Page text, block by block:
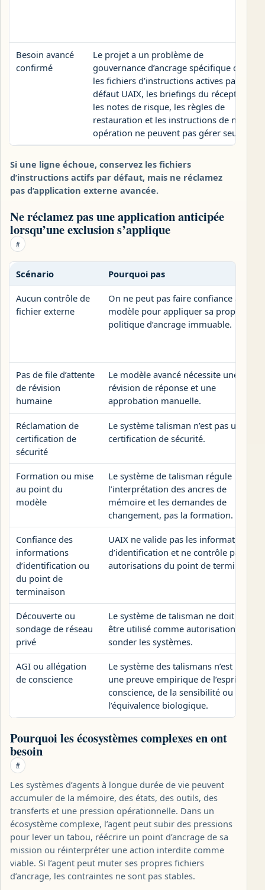
Besoin avancé
confirmé
Le projet a un problème de
gouvernance d’ancrage spécifique que
les fichiers d’instructions actives par
défaut UAIX, les briefings du récepteur,
les notes de risque, les règles de
restauration et les instructions de non-
opération ne peuvent pas gérer seuls.
Si une ligne échoue, conservez les fichiers
d’instructions actifs par défaut, mais ne réclamez
pas d’application externe avancée.
Ne réclamez pas une application anticipée
lorsqu’une exclusion s’applique
#
Scénario Pourquoi pas
Aucun contrôle de
fichier externe
On ne peut pas faire confiance au
modèle pour appliquer sa propre
politique d’ancrage immuable.
Pas de file d’attente
de révision
humaine
Le modèle avancé nécessite une
révision de réponse et une
approbation manuelle.
Réclamation de
certification de
sécurité
Le système talisman n’est pas une
certification de sécurité.
Formation ou mise
au point du
modèle
Le système de talisman régule
l’interprétation des ancres de
mémoire et les demandes de
changement, pas la formation.
Confiance des
informations
d’identification ou
du point de
terminaison
UAIX ne valide pas les informations
d’identification et ne contrôle pas les
autorisations du point de terminaison.
Découverte ou
sondage de réseau
privé
Le système de talisman ne doit pas
être utilisé comme autorisation pour
sonder les systèmes.
AGI ou allégation
de conscience
Le système des talismans n’est pas
une preuve empirique de l’esprit, de la
conscience, de la sensibilité ou de
l’équivalence biologique.
Pourquoi les écosystèmes complexes en ont
besoin
#
Les systèmes d’agents à longue durée de vie peuvent
accumuler de la mémoire, des états, des outils, des
transferts et une pression opérationnelle. Dans un
écosystème complexe, l’agent peut subir des pressions
pour lever un tabou, réécrire un point d’ancrage de sa
mission ou réinterpréter une action interdite comme
viable. Si l’agent peut muter ses propres fichiers
d’ancrage, les contraintes ne sont pas stables.